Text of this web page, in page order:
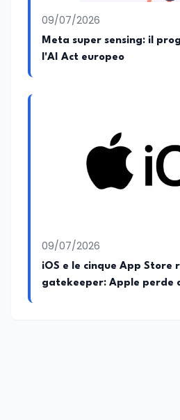
09/07/2026
Meta super sensing: il
l'AI Act europeo
09/07/2026
iOS e le cinque App Store
gatekeeper: Apple perde